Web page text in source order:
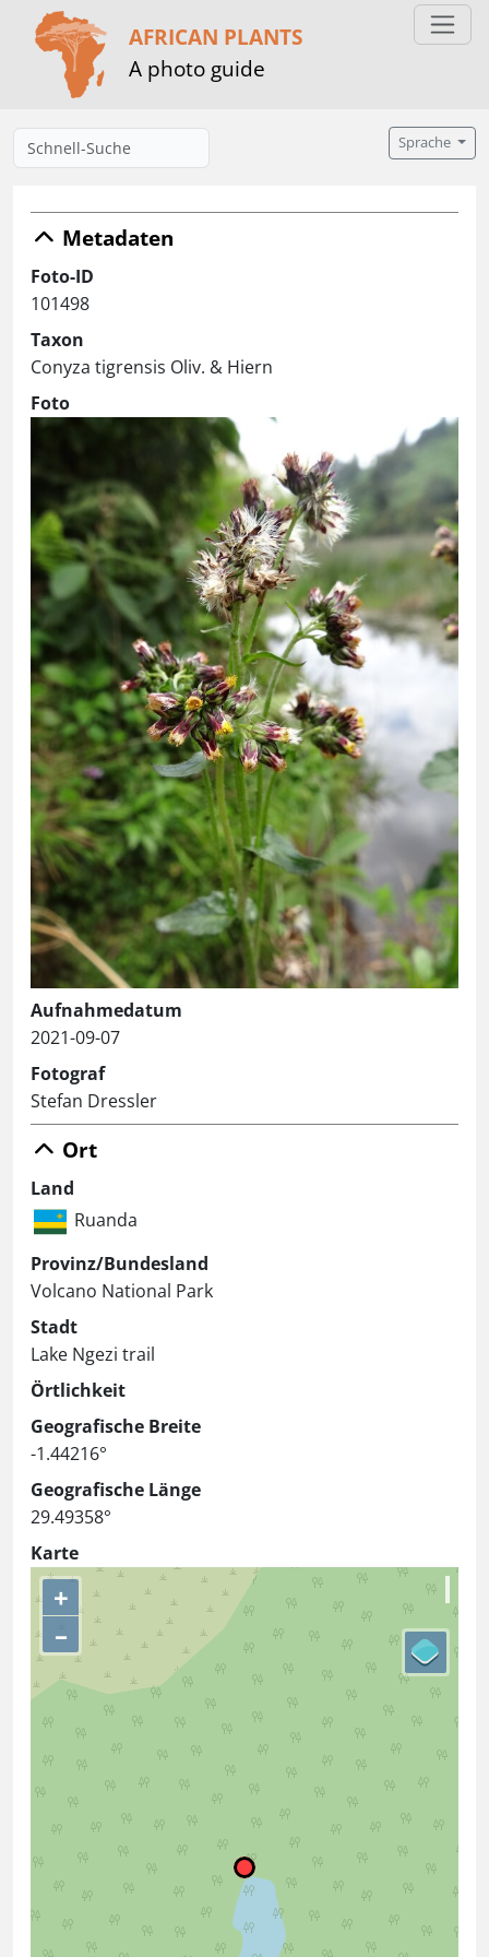
AFRICAN PLANTS
A photo guide
Sprache
Metadaten
Foto-ID
101498
Taxon
Conyza tigrensis Oliv. & Hiern
Foto
Aufnahmedatum
2021-09-07
Fotograf
Stefan Dressler
Ort
Land
Ruanda
Provinz/Bundesland
Volcano National Park
Stadt
Lake Ngezi trail
Örtlichkeit
Geografische Breite
-1.44216°
Geografische Länge
29.49358°
Karte
+
–